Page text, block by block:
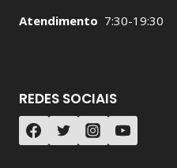
Atendimento 7:30-19:30
REDES SOCIAIS